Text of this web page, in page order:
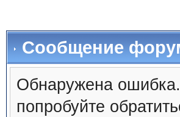
Сообщение
Обнаружена
попробуйте